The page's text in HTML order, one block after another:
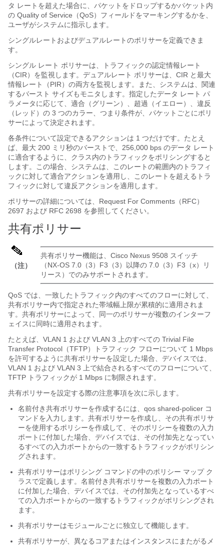
タ レートを超えた場合に、パケットをドロップするかパケット内
の Quality of Service（QoS）フィールドをマーキングするかを、
ユーザがシステムに指示します。
シングルレートおよびデュアルレートのポリサーを定義できま
す。
シングル レート ポリサーは、トラフィックの認定情報レート
（CIR）を監視します。デュアルレート ポリサーは、CIR と最大
情報レート（PIR）の両方を監視します。また、システムは、関連
するバースト サイズもモニタします。指定したデータ レート パ
ラメータに応じて、適合（グリーン）、超過（イエロー）、違反
（レッド）の 3 つのカラー、つまり条件が、パケットごとにポリ
サーによって決定されます。
各条件について設定できるアクションは 1 つだけです。たとえ
ば、最大 200 ミリ秒のバーストで、256,000 bps のデータ レート
に適合するように、クラス内のトラフィックをポリシングすると
します。この場合、システムは、このレートの範囲内のトラフィ
ックに対して適合アクションを適用し、このレートを超えるトラ
フィックに対して違反アクションを適用します。
ポリサーの詳細については、Request For Comments（RFC）
2697 および RFC 2698 を参照してください。
共有ポリサー
（注）
共有ポリサー機能は、Cisco Nexus 9508 スイッチ
（NX-OS 7.0（3）F3（3）以降の 7.0（3）F3（x）リ
リース）でのみサポートされます。
QoS では、一致したトラフィック内のすべてのフローに対して、
共有ポリサー内で指定された帯域幅上限が累積的に適用されま
す。共有ポリサーによって、同一のポリサーが複数のインターフ
ェイスに同時に適用されます。
たとえば、VLAN 1 および VLAN 3 上のすべての Trivial File
Transfer Protocol（TFTP）トラフィック フローについて 1 Mbps
を許可するように共有ポリサーを設定した場合、デバイスでは、
VLAN 1 および VLAN 3 上で結合されるすべてのフローについて、
TFTP トラフィックが 1 Mbps に制限されます。
共有ポリサーを設定する際の注意事項を次に示します。
名前付き共有ポリサーを作成するには、qos shared-policer コ
マンドを入力します。共有ポリサーを作成し、その共有ポリサ
ーを使用するポリシーを作成して、そのポリシーを複数の入力
ポートに付加した場合、デバイスでは、その付加先となってい
るすべての入力ポートからの一致するトラフィックがポリシン
グされます。
共有ポリサーはポリシング コマンドの中のポリシー マップ ク
ラスで定義します。名前付き共有ポリサーを複数の入力ポート
に付加した場合、デバイスでは、その付加先となっているすべ
ての入力ポートからの一致するトラフィックがポリシングされ
ます。
共有ポリサーはモジュールごとに独立して機能します。
共有ポリサーが、異なるコアまたはインスタンスにまたがるメ